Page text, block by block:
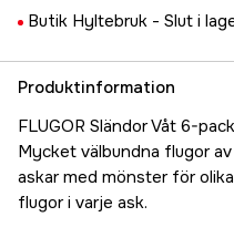
Butik Hyltebruk - Slut i
Produktinformation
FLUGOR Sländor Våt 6-pack
Mycket välbundna flugor
askar med mönster för
flugor i varje ask.